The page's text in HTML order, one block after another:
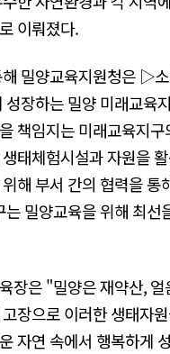
이뤄졌다.
밀양교육지원청은 ▷소
성장하는 밀양 미래교육
책임지는 미래교육지
태체험시설과 자원을
해 부서 간의 협력을 통
는 밀양교육을 위해 최선
장은 "밀양은 재약산,
장으로 이러한 생태자
자연 속에서 행복하게